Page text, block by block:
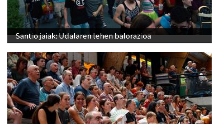
Santio jaiak: Udalaren lehen balorazioa